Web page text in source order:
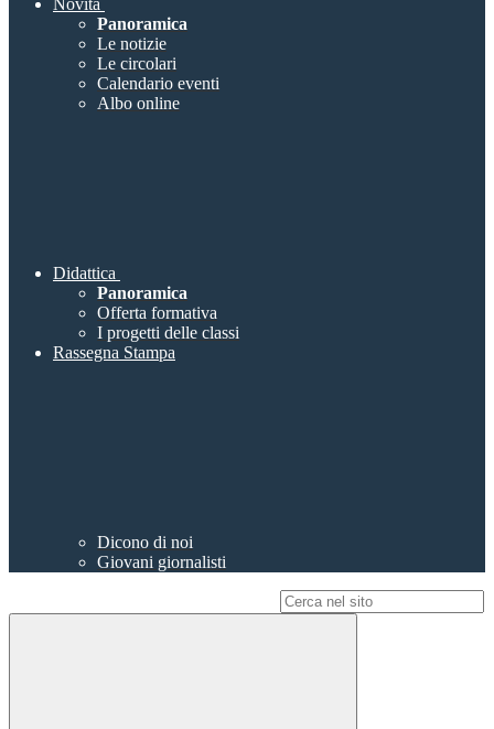
Novità
Panoramica
Le notizie
Le circolari
Calendario eventi
Albo online
Didattica
Panoramica
Offerta formativa
I progetti delle classi
Rassegna Stampa
Dicono di noi
Giovani giornalisti